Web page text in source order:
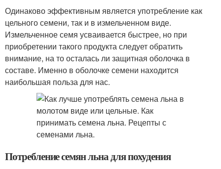
Одинаково эффективным является употребление как
цельного семени, так и в измельченном виде.
Измельченное семя усваивается быстрее, но при
приобретении такого продукта следует обратить
внимание, на то осталась ли защитная оболочка в
составе. Именно в оболочке семени находится
наибольшая польза для нас.
Потребление семян льна для похудения